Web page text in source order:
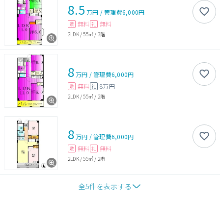
8.5 万円 /管理費6,000円
敷 無料 礼 無料
2LDK/55㎡ / 3階
8万円 /管理費6,000円
敷 無料 礼 8万円
2LDK/55㎡ / 2階
8万円 /管理費6,000円
敷 無料 礼 無料
2LDK/55㎡ / 2階
全5件を表示する